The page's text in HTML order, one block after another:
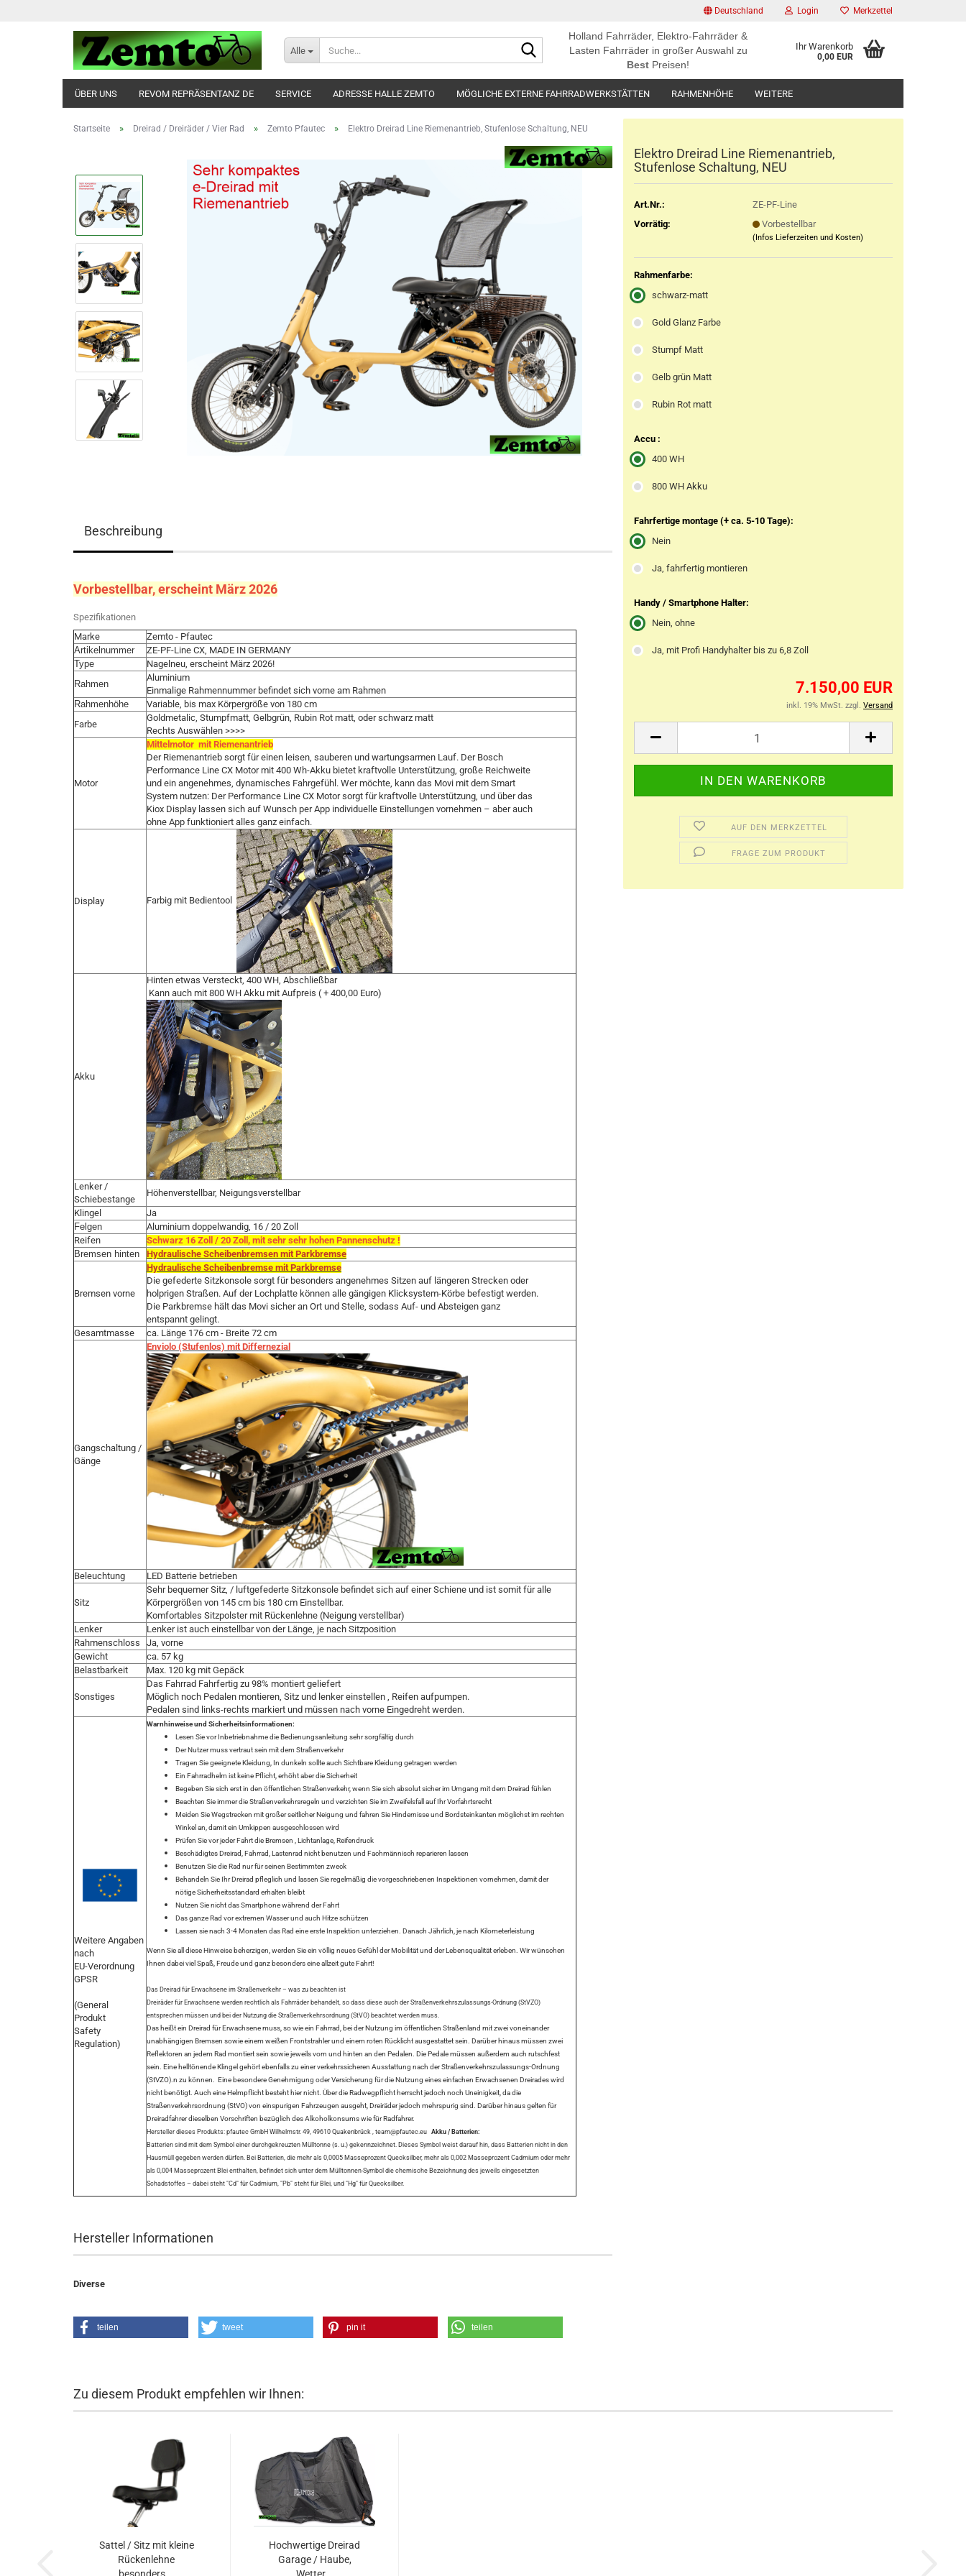
Deutschland Login Merkzettel
Alle
Suche...
Holland Fahrräder, Elektro-Fahrräder &
Lasten Fahrräder in großer Auswahl zu
Best Preisen!
Ihr Warenkorb
0,00 EUR
ÜBER UNS REVOM REPRÄSENTANZ DE SERVICE ADRESSE HALLE ZEMTO MÖGLICHE EXTERNE FAHRRADWERKSTÄTTEN RAHMENHÖHE WEITERE
Startseite » Dreirad / Dreiräder / Vier Rad » Zemto Pfautec » Elektro Dreirad Line Riemenantrieb, Stufenlose Schaltung, NEU
Elektro Dreirad Line Riemenantrieb,
Stufenlose Schaltung, NEU
Art.Nr.:
ZE-PF-Line
Vorrätig:
Vorbestellbar
(Infos Lieferzeiten und Kosten)
Rahmenfarbe:
schwarz-matt
Gold Glanz Farbe
Stumpf Matt
Gelb grün Matt
Rubin Rot matt
Accu :
400 WH
800 WH Akku
Fahrfertige montage (+ ca. 5-10 Tage):
Nein
Ja, fahrfertig montieren
Handy / Smartphone Halter:
Nein, ohne
Ja, mit Profi Handyhalter bis zu 6,8 Zoll
7.150,00 EUR
inkl. 19% MwSt. zzgl. Versand
AUF DEN MERKZETTEL
FRAGE ZUM PRODUKT
Beschreibung
Vorbestellbar, erscheint März 2026
Spezifikationen
Marke
Zemto - Pfautec
Artikelnummer
ZE-PF-Line CX, MADE IN GERMANY
Type
Nagelneu, erscheint März 2026!
Rahmen
Aluminium
Einmalige Rahmennummer befindet sich vorne am Rahmen
Rahmenhöhe
Variable, bis max Körpergröße von 180 cm
Farbe
Goldmetalic, Stumpfmatt, Gelbgrün, Rubin Rot matt, oder schwarz matt
Rechts Auswählen >>>>
Motor
Mittelmotor mit Riemenantrieb
Der Riemenantrieb sorgt für einen leisen, sauberen und wartungsarmen Lauf. Der Bosch
Performance Line CX Motor mit 400 Wh-Akku bietet kraftvolle Unterstützung, große Reichweite
und ein angenehmes, dynamisches Fahrgefühl. Wer möchte, kann das Movi mit dem Smart
System nutzen: Der Performance Line CX Motor sorgt für kraftvolle Unterstützung, und über das
Kiox Display lassen sich auf Wunsch per App individuelle Einstellungen vornehmen – aber auch
ohne App funktioniert alles ganz einfach.
Display Farbig mit Bedientool
Akku
Hinten etwas Versteckt, 400 WH, Abschließbar
Kann auch mit 800 WH Akku mit Aufpreis ( + 400,00 Euro)
Lenker /
Schiebestange
Höhenverstellbar, Neigungsverstellbar
Klingel
Ja
Felgen
Aluminium doppelwandig, 16 / 20 Zoll
Reifen
Schwarz 16 Zoll / 20 Zoll, mit sehr sehr hohen Pannenschutz !
Bremsen hinten
Hydraulische Scheibenbremsen mit Parkbremse
Bremsen vorne
Hydraulische Scheibenbremse mit Parkbremse
Die gefederte Sitzkonsole sorgt für besonders angenehmes Sitzen auf längeren Strecken oder
holprigen Straßen. Auf der Lochplatte können alle gängigen Klicksystem-Körbe befestigt werden.
Die Parkbremse hält das Movi sicher an Ort und Stelle, sodass Auf- und Absteigen ganz
entspannt gelingt.
Gesamtmasse
ca. Länge 176 cm - Breite 72 cm
Gangschaltung /
Gänge
Enviolo (Stufenlos) mit Differnezial
Beleuchtung LED Batterie betrieben
Sitz
Sehr bequemer Sitz, / luftgefederte Sitzkonsole befindet sich auf einer Schiene und ist somit für alle
Körpergrößen von 145 cm bis 180 cm Einstellbar.
Komfortables Sitzpolster mit Rückenlehne (Neigung verstellbar)
Lenker
Lenker ist auch einstellbar von der Länge, je nach Sitzposition
Rahmenschloss
Ja, vorne
Gewicht
ca. 57 kg
Belastbarkeit
Max. 120 kg mit Gepäck
Sonstiges
Das Fahrrad Fahrfertig zu 98% montiert geliefert
Möglich noch Pedalen montieren, Sitz und lenker einstellen , Reifen aufpumpen.
Pedalen sind links-rechts markiert und müssen nach vorne Eingedreht werden.
Weitere Angaben
nach
EU-Verordnung
GPSR
(General
Produkt
Safety
Regulation)
Warnhinweise und Sicherheitsinformationen:
Lesen Sie vor Inbetriebnahme die Bedienungsanleitung sehr sorgfältig durch
Der Nutzer muss vertraut sein mit dem Straßenverkehr
Tragen Sie geeignete Kleidung, In dunkeln sollte auch Sichtbare Kleidung getragen werden
Ein Fahrradhelm ist keine Pflicht, erhöht aber die Sicherheit
Begeben Sie sich erst in den öffentlichen Straßenverkehr, wenn Sie sich absolut sicher im Umgang mit dem Dreirad fühlen
Beachten Sie immer die Straßenverkehrsregeln und verzichten Sie im Zweifelsfall auf Ihr Vorfahrtsrecht
Meiden Sie Wegstrecken mit großer seitlicher Neigung und fahren Sie Hindernisse und Bordsteinkanten möglichst im rechten
Winkel an, damit ein Umkippen ausgeschlossen wird
Prüfen Sie vor jeder Fahrt die Bremsen , Lichtanlage, Reifendruck
Beschädigtes Dreirad, Fahrrad, Lastenrad nicht benutzen und Fachmännisch reparieren lassen
Benutzen Sie die Rad nur für seinen Bestimmten zweck
Behandeln Sie Ihr Dreirad pfleglich und lassen Sie regelmäßig die vorgeschriebenen Inspektionen vornehmen, damit der
nötige Sicherheitsstandard erhalten bleibt
Nutzen Sie nicht das Smartphone während der Fahrt
Das ganze Rad vor extremen Wasser und auch Hitze schützen
Lassen sie nach 3-4 Monaten das Rad eine erste Inspektion unterziehen. Danach Jährlich, je nach Kilometerleistung
Wenn Sie all diese Hinweise beherzigen, werden Sie ein völlig neues Gefühl der Mobilität und der Lebensqualität erleben. Wir wünschen
Ihnen dabei viel Spaß, Freude und ganz besonders eine allzeit gute Fahrt!
Das Dreirad für Erwachsene im Straßenverkehr – was zu beachten ist
Dreiräder für Erwachsene werden rechtlich als Fahrräder behandelt, so dass diese auch der Straßenverkehrszulassungs-Ordnung (StVZO)
entsprechen müssen und bei der Nutzung die Straßenverkehrsordnung (StVO) beachtet werden muss.
Das heißt ein Dreirad für Erwachsene muss, so wie ein Fahrrad, bei der Nutzung im öffentlichen Straßenland mit zwei voneinander
unabhängigen Bremsen sowie einem weißen Frontstrahler und einem roten Rücklicht ausgestattet sein. Darüber hinaus müssen zwei
Reflektoren an jedem Rad montiert sein sowie jeweils vorn und hinten an den Pedalen. Die Pedale müssen außerdem auch rutschfest
sein. Eine helltönende Klingel gehört ebenfalls zu einer verkehrssicheren Ausstattung nach der Straßenverkehrszulassungs-Ordnung
(StVZO).n zu können. Eine besondere Genehmigung oder Versicherung für die Nutzung eines einfachen Erwachsenen Dreirades wird
nicht benötigt. Auch eine Helmpflicht besteht hier nicht. Über die Radwegpflicht herrscht jedoch noch Uneinigkeit, da die
Straßenverkehrsordnung (StVO) von einspurigen Fahrzeugen ausgeht, Dreiräder jedoch mehrspurig sind. Darüber hinaus gelten für
Dreiradfahrer dieselben Vorschriften bezüglich des Alkoholkonsums wie für Radfahrer.
Hersteller dieses Produkts: pfautec GmbH Wilhelmstr. 49, 49610 Quakenbrück , team@pfautec.eu Akku / Batterien:
Batterien sind mit dem Symbol einer durchgekreuzten Mülltonne (s. u.) gekennzeichnet. Dieses Symbol weist darauf hin, dass Batterien nicht in den
Hausmüll gegeben werden dürfen. Bei Batterien, die mehr als 0,0005 Masseprozent Quecksilber, mehr als 0,002 Masseprozent Cadmium oder mehr
als 0,004 Masseprozent Blei enthalten, befindet sich unter dem Mülltonnen-Symbol die chemische Bezeichnung des jeweils eingesetzten
Schadstoffes – dabei steht "Cd" für Cadmium, "Pb" steht für Blei, und "Hg" für Quecksilber.
Hersteller Informationen
Diverse
teilen tweet pin it teilen
Zu diesem Produkt empfehlen wir Ihnen:
Sattel / Sitz mit kleine
Rückenlehne
Hochwertige Dreirad
Garage / Haube,